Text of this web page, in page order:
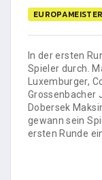
In der ersten
Spieler durch.
Luxemburger,
Grossenbacher
Dobersek
gewann sein
ersten Runde